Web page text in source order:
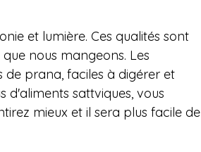
et lumière. Ces qualités sont
nous mangeons. Les
de prana, faciles à digérer et
d'aliments sattviques, vous
mieux et il sera plus facile de